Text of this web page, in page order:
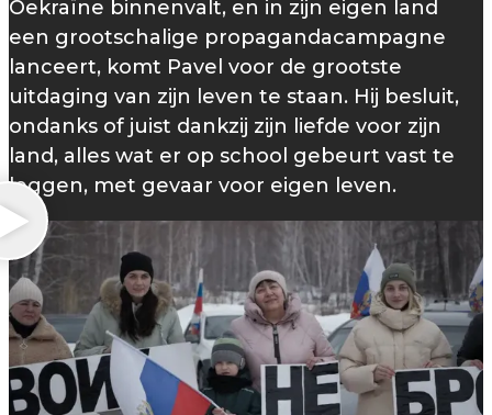
Oekraïne binnenvalt, en in zijn eigen land
een grootschalige propagandacampagne
lanceert, komt Pavel voor de grootste
uitdaging van zijn leven te staan. Hij besluit,
ondanks of juist dankzij zijn liefde voor zijn
land, alles wat er op school gebeurt vast te
leggen, met gevaar voor eigen leven.